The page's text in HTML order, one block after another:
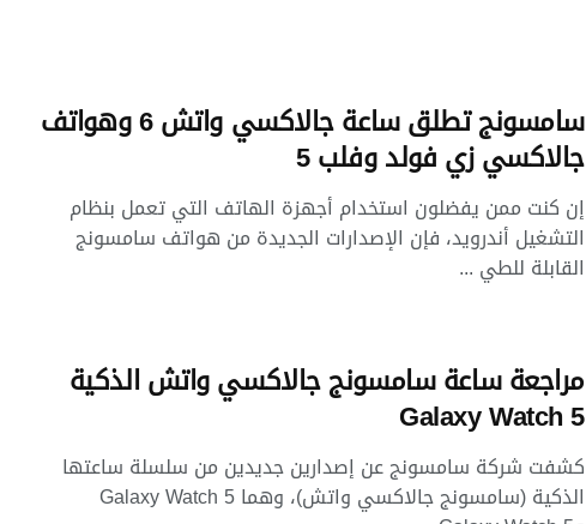
سامسونج تطلق ساعة جالاكسي واتش 6 وهواتف
جالاكسي زي فولد وفلب 5
إن كنت ممن يفضلون استخدام أجهزة الهاتف التي تعمل بنظام
التشغيل أندرويد، فإن الإصدارات الجديدة من هواتف سامسونج
القابلة للطي ...
مراجعة ساعة سامسونج جالاكسي واتش الذكية
Galaxy Watch 5
كشفت شركة سامسونج عن إصدارين جديدين من سلسلة ساعتها
الذكية (سامسونج جالاكسي واتش)، وهما Galaxy Watch 5